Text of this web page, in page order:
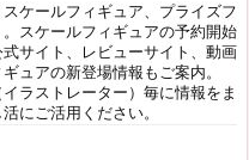
ケールフィギュア、プライズフ
スケールフィギュアの予約開始
サイト、レビューサイト、動画
ュアの新登場情報もご案内。
ラストレーター）毎に情報をま
にご活用ください。